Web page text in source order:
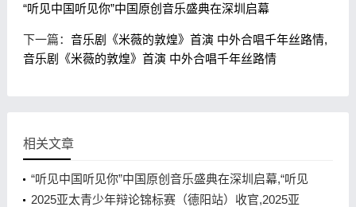
“听见中国听见你”中国原创音乐盛典在深圳启幕
下一篇： 音乐剧《米薇的敦煌》首演 中外合唱千年丝路情,
音乐剧《米薇的敦煌》首演 中外合唱千年丝路情
相关文章
“听见中国听见你”中国原创音乐盛典在深圳启幕,“听见
中国听见你”中国原创音乐盛典在深圳启幕
2025亚太青少年辩论锦标赛（德阳站）收官,2025亚